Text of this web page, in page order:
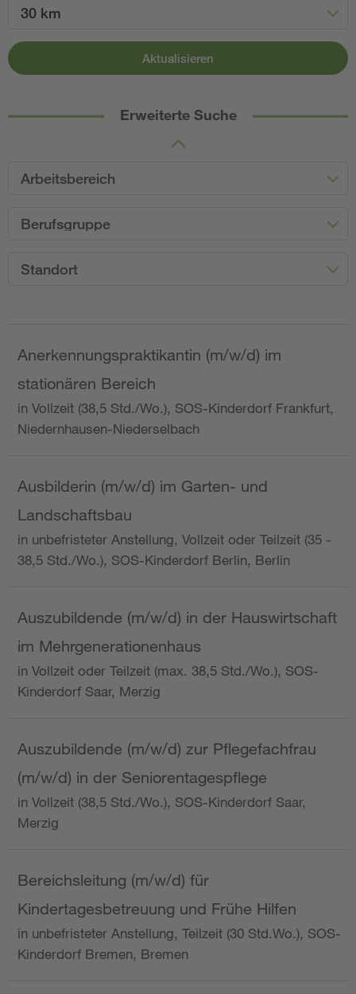
30 km
Aktualisieren
Erweiterte Suche
Arbeitsbereich
Berufsgruppe
Standort
Anerkennungspraktikantin (m/w/d) im
stationären Bereich
in Vollzeit (38,5 Std./Wo.), SOS-Kinderdorf Frankfurt,
Niedernhausen-Niederselbach
Ausbilderin (m/w/d) im Garten- und
Landschaftsbau
in unbefristeter Anstellung, Vollzeit oder Teilzeit (35 -
38,5 Std./Wo.), SOS-Kinderdorf Berlin, Berlin
Auszubildende (m/w/d) in der Hauswirtschaft
im Mehrgenerationenhaus
in Vollzeit oder Teilzeit (max. 38,5 Std./Wo.), SOS-
Kinderdorf Saar, Merzig
Auszubildende (m/w/d) zur Pflegefachfrau
(m/w/d) in der Seniorentagespflege
in Vollzeit (38,5 Std./Wo.), SOS-Kinderdorf Saar,
Merzig
Bereichsleitung (m/w/d) für
Kindertagesbetreuung und Frühe Hilfen
in unbefristeter Anstellung, Teilzeit (30 Std.Wo.), SOS-
Kinderdorf Bremen, Bremen